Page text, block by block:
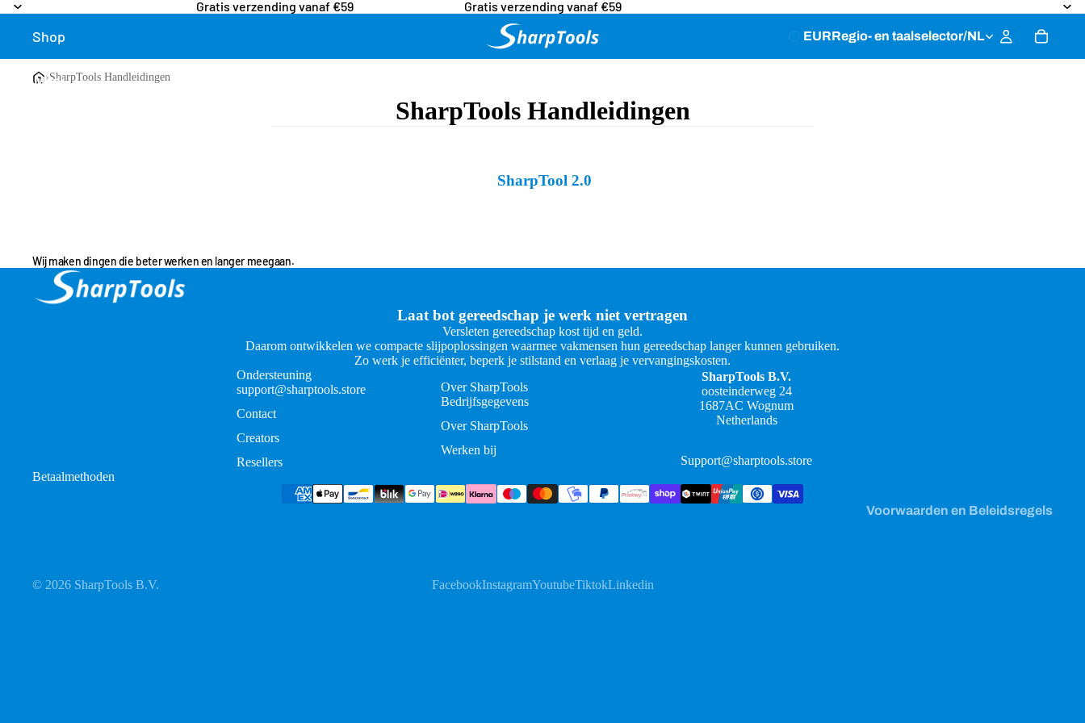
Gratis verzending vanaf €59 Gratis verzending vanaf €59
Shop
Meer
EURRegio- en taalselector/NL
›SharpTools Handleidingen
SharpTools Handleidingen
SharpTool 2.0
Wij maken dingen die beter werken en langer meegaan.
Laat bot gereedschap je werk niet vertragen
Versleten gereedschap kost tijd en geld.
Daarom ontwikkelen we compacte slijpoplossingen waarmee vakmensen hun gereedschap langer kunnen gebruiken.
Zo werk je efficiënter, beperk je stilstand en verlaag je vervangingskosten.
Ondersteuning
support@sharptools.store
Contact
Creators
Resellers
Over SharpTools
Bedrijfsgegevens
Over SharpTools
Werken bij
SharpTools B.V.
oosteinderweg 24
1687AC Wognum
Netherlands
Support@sharptools.store
Betaalmethoden
© 2026 SharpTools B.V. FacebookInstagramYoutubeTiktokLinkedin
Voorwaarden en Beleidsregels